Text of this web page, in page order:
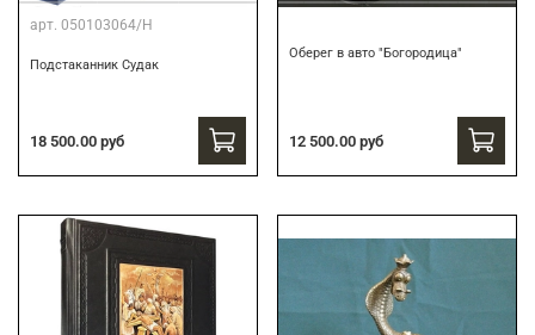
арт. 050103064/Н
Подстаканник Судак
18 500.00 руб
Оберег в авто "Богородица"
12 500.00 руб